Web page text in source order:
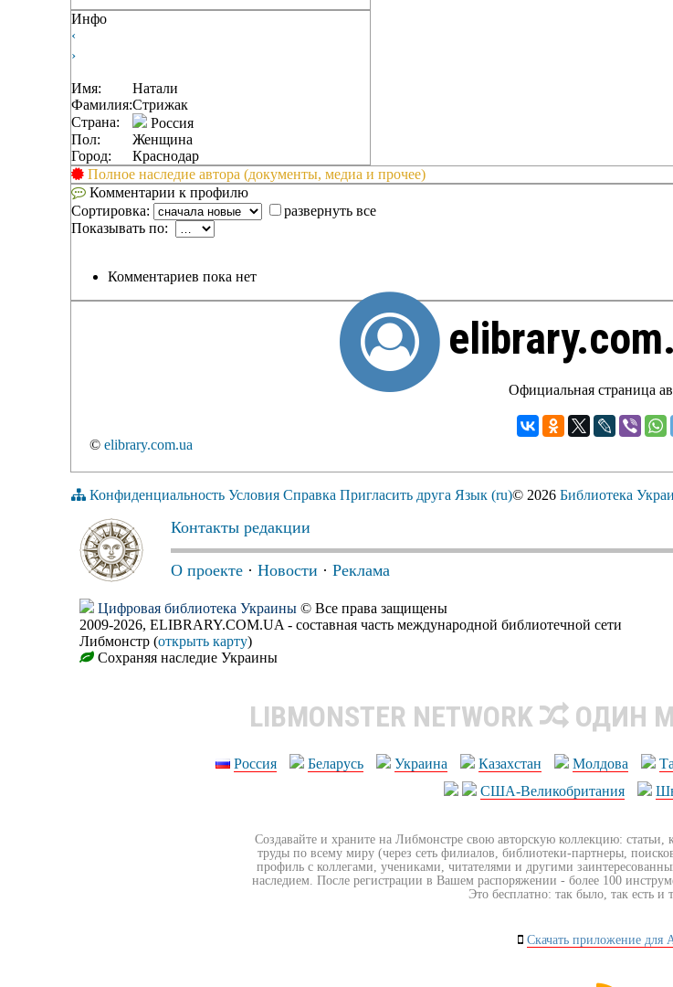
Инфо
‹
›
Имя:
Натали
Фамилия:Стрижак
Страна:
Россия
Пол:
Женщина
Город:
Краснодар
Полное наследие автора (документы, медиа и прочее)
Комментарии к профилю
Сортировка:
развернуть все
Показывать по:
Комментариев пока нет
Официальная страница
© elibrary.com.ua
Конфиденциальность Условия Справка Пригласить друга Язык (ru)© 2026 Библиотека
Контакты редакции
О проекте · Новости · Реклама
Цифровая библиотека Украины © Все права защищены
2009-2026, ELIBRARY.COM.UA - составная часть международной библиотечной сети
Либмонстр (открыть карту)
Сохраняя наследие Украины
LIBMONSTER NETWORK ОДИН
Россия Беларусь Украина Казахстан Молдова
США-Великобритания
Создавайте и храните на Либмонстре свою авторскую коллекцию:
труды по всему миру (через сеть филиалов, библиотеки-партнеры,
профиль с коллегами, учениками, читателями и другими
наследием. После регистрации в Вашем распоряжении - более 100
Это бесплатно: так было, так есть и
Скачать приложение для